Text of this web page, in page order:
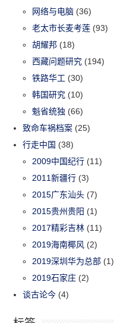
网络与电脑 (36)
老太市长麦考莲 (93)
胡耀邦 (18)
西藏问题研究 (194)
铁路华工 (30)
韩国研究 (10)
魁省统独 (66)
致命车祸档案 (25)
行走中国 (38)
2009中国纪行 (11)
2011新疆行 (3)
2015广东汕头 (7)
2015贵州贵阳 (1)
2017精彩吉林 (11)
2019海南椰风 (2)
2019深圳华为总部 (1)
2019石家庄 (2)
谈古论今 (4)